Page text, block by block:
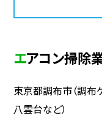
エアコン掃
東京都調布市（調布
八雲台など）